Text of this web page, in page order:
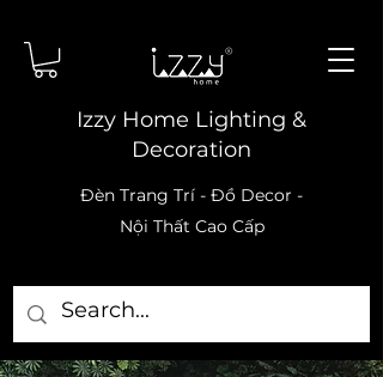
Izzy Home Lighting &
Decoration
Đèn Trang Trí - Đồ Decor -
Nội Thất Cao Cấp